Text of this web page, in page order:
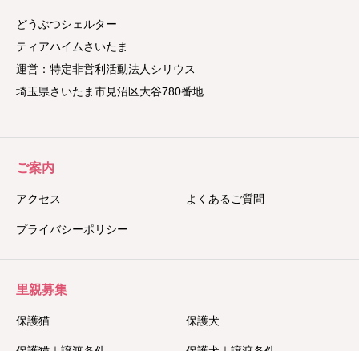
どうぶつシェルター
ティアハイムさいたま
運営：特定非営利活動法人シリウス
埼玉県さいたま市見沼区大谷780番地
ご案内
アクセス よくあるご質問
プライバシーポリシー
里親募集
保護猫 保護犬